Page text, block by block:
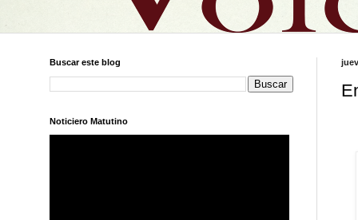
Buscar este blog
Noticiero Matutino